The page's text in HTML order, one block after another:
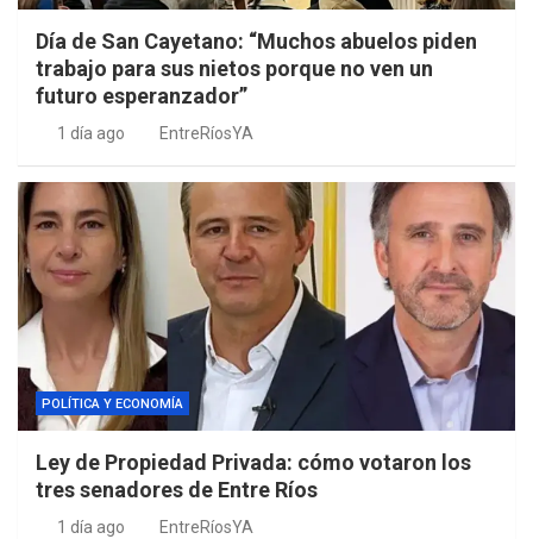
Día de San Cayetano: “Muchos abuelos piden
trabajo para sus nietos porque no ven un
futuro esperanzador”
1 día ago EntreRíosYA
POLÍTICA Y ECONOMÍA
Ley de Propiedad Privada: cómo votaron los
tres senadores de Entre Ríos
1 día ago EntreRíosYA